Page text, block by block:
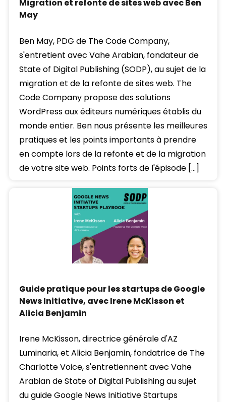
Migration et refonte de sites web avec Ben
May
Ben May, PDG de The Code Company,
s'entretient avec Vahe Arabian, fondateur de
State of Digital Publishing (SODP), au sujet de la
migration et de la refonte de sites web. The
Code Company propose des solutions
WordPress aux éditeurs numériques établis du
monde entier. Ben nous présente les meilleures
pratiques et les points importants à prendre
en compte lors de la refonte et de la migration
de votre site web. Points forts de l'épisode […]
Guide pratique pour les startups de Google
News Initiative, avec Irene McKisson et
Alicia Benjamin
Irene McKisson, directrice générale d'AZ
Luminaria, et Alicia Benjamin, fondatrice de The
Charlotte Voice, s'entretiennent avec Vahe
Arabian de State of Digital Publishing au sujet
du guide Google News Initiative Startups